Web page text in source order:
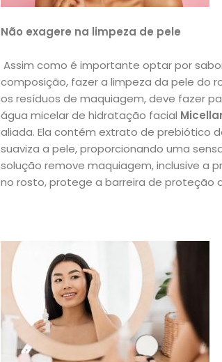
Academia
Beleza
Bora
lá!
Casa
Decoração
Exclusiva
Homem
Mães
Não exagere na limpeza de pele
Assim como é importante optar por
composição, fazer a limpeza da pele do
os resíduos de maquiagem, deve fazer
água micelar de hidratação facial
aliada. Ela contém extrato de prebiótico
suaviza a pele, proporcionando uma
solução remove maquiagem, inclusive a
no rosto, protege a barreira de proteção